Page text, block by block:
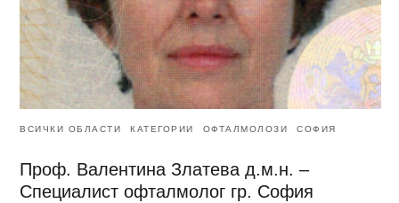
ВСИЧКИ ОБЛАСТИ КАТЕГОРИИ ОФТАЛМОЛОЗИ СОФИЯ
Проф. Валентина Златева д.м.н. –
Специалист офталмолог гр. София